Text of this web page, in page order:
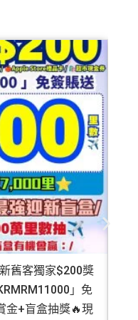
舊客獨家$200獎
」免
金+盲盒抽獎🔥現